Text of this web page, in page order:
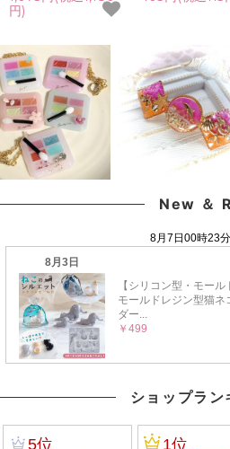
ルド キーホルダー ブリ
スターパック ミニチュ
型 ハート型 お弁当
《選べる4種》
円)
トロープ お花 パ
ルブレンド
♪《No204》ミッ
パープル
New ＆
ショップラン